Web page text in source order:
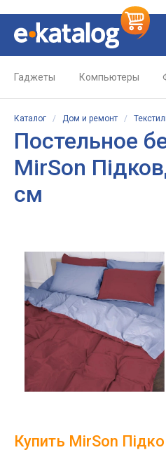
Гаджеты Компьютеры
Каталог / Дом и ремонт /
Постельное
MirSon
см
Купить MirSon